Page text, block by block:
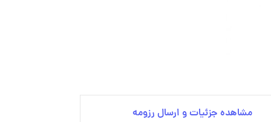
مشاهده جزئیات و ارسال رزومه